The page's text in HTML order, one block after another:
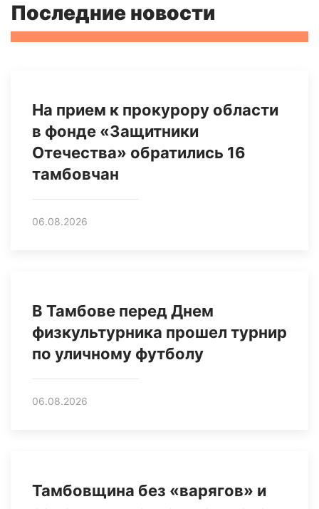
Последние новости
На прием к прокурору области
в фонде «Защитники
Отечества» обратились 16
тамбовчан
06.08.2026
В Тамбове перед Днем
физкультурника прошел турнир
по уличному футболу
06.08.2026
Тамбовщина без «варягов» и